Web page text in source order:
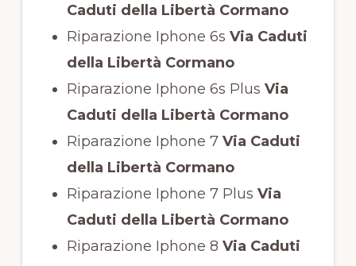
Caduti della Libertà Cormano
Riparazione Iphone 6s Via Caduti
della Libertà Cormano
Riparazione Iphone 6s Plus Via
Caduti della Libertà Cormano
Riparazione Iphone 7Via Caduti
della Libertà Cormano
Riparazione Iphone 7 Plus Via
Caduti della Libertà Cormano
Riparazione Iphone 8 Via Caduti